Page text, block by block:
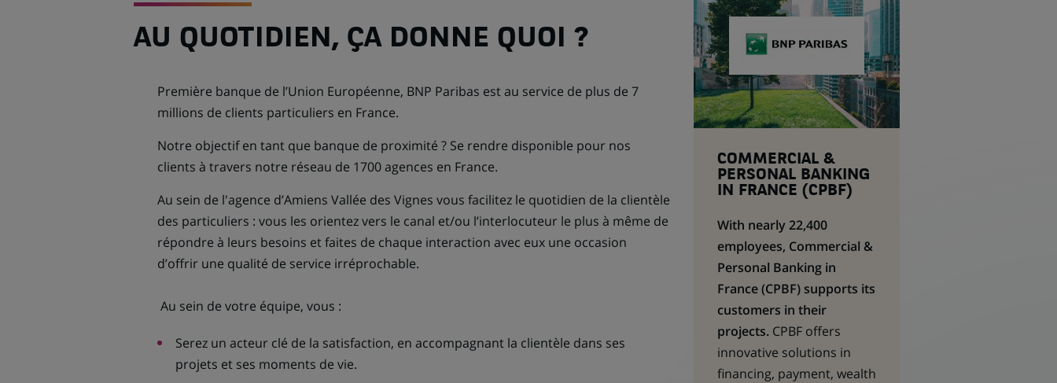
AU QUOTIDIEN, ÇA DONNE QUOI ?
Première banque de l’Union Européenne, BNP Paribas est au service de plus de 7
millions de clients particuliers en France.
Notre objectif en tant que banque de proximité ? Se rendre disponible pour nos
clients à travers notre réseau de 1700 agences en France.
Au sein de l'agence d’Amiens Vallée des Vignes vous facilitez le quotidien de la clientèle
des particuliers : vous les orientez vers le canal et/ou l’interlocuteur le plus à même de
répondre à leurs besoins et faites de chaque interaction avec eux une occasion
d’offrir une qualité de service irréprochable.
Au sein de votre équipe, vous :
Serez un acteur clé de la satisfaction, en accompagnant la clientèle dans ses
projets et ses moments de vie.
COMMERCIAL &
PERSONAL BANKING
IN FRANCE (CPBF)
With nearly 22,400
employees, Commercial &
Personal Banking in
France (CPBF) supports its
customers in their
projects. CPBF offers
innovative solutions in
financing, payment, wealth